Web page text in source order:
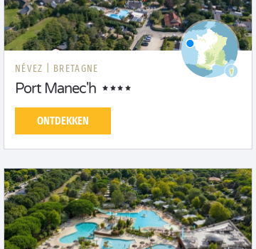
NÉVEZ | BRETAGNE
Port Manec'h
ONTDEKKEN